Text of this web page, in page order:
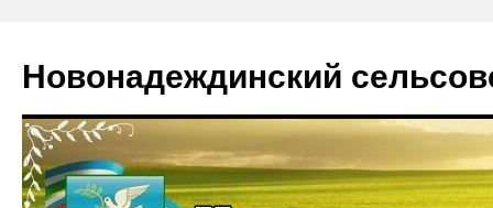
Новонадеждинский